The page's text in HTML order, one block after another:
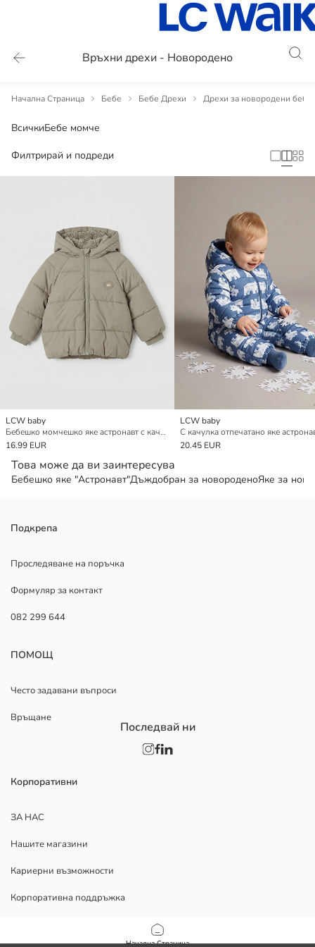
Връхни дрехи - Новородено
Начална Страница
Начална Страница Бебе Бебе Дрехи Дрехи за новородени
ВсичкиБебе момче
Филтрирай и подреди
LCW baby
Бебешко момчешко яке астронавт с качулка и плюшена подплата
16.99 EUR
LCW baby
20.45 EUR
Това може да ви заинтересува
Бебешко яке "Астронавт"Дъждобран за новороденоЯке за
Подкрепа
Проследяване на поръчка
Формуляр за контакт
082 299 644
ПОМОЩ
Често задавани въпроси
Връщане
Корпоративни
ЗА НАС
Нашите магазини
Кариерни възможности
Корпоративна поддръжка
Последвай ни